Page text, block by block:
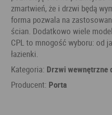
zmartwień, że i drzwi będą
forma pozwala na
ścian. Dodatkowo wiele
CPL to mnogość wyboru: od
łazienki.
Kategoria: Drzwi wewnętrzne
Producent: Porta